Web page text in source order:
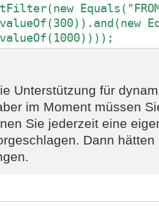
Unterstützung für
im Moment müssen
Sie jederzeit eine
Dann